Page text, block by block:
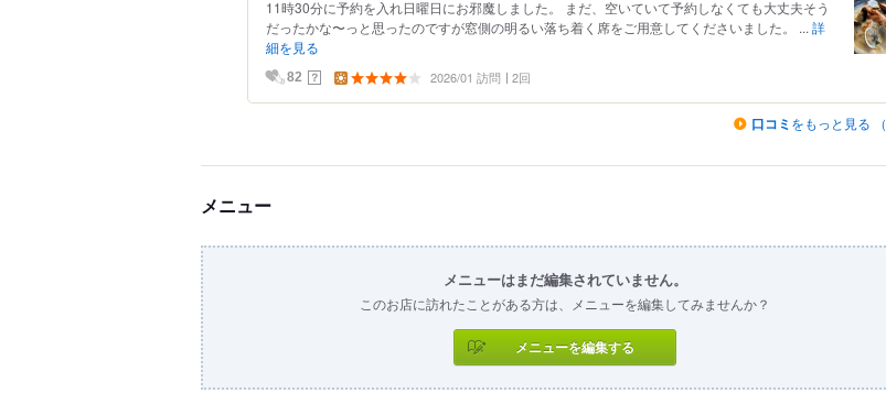
11時30分に予約を入れ日曜日にお邪魔しました。 まだ、空いていて予約しなくても大丈夫そう
だったかな〜っと思ったのですが窓側の明るい落ち着く席をご用意してくださいました。 ... 詳
細を見る
82 ？ 2026/01 訪問 2回
口コミ をもっと見る （
メニュー
メニューはまだ編集されていません。
このお店に訪れたことがある方は、メニューを編集してみませんか？
メニューを編集する